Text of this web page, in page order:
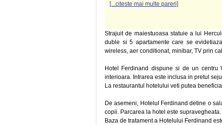
[...citeste mai multe pareri]
Strajuit de maiestuoasa statuie a lui
duble si 5 apartamente care se
wireless, aer conditionat, minibar, TV prin
Hotel Ferdinand dispune si de un
interioara. Intrarea este inclusa in pretul
La restaurantul hotelului veti putea
De asemeni, Hotelul Ferdinand detine o
copii. Parcarea la hotel este supravegheata.
Baza de tratament a Hotelului Ferdinand